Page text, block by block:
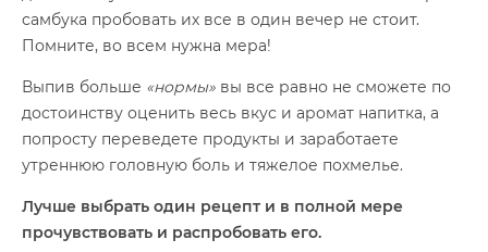
самбука пробовать их все в один вечер не стоит.
Помните, во всем нужна мера!
Выпив больше «нормы» вы все равно не сможете по
достоинству оценить весь вкус и аромат напитка, а
попросту переведете продукты и заработаете
утреннюю головную боль и тяжелое похмелье.
Лучше выбрать один рецепт и в полной мере
прочувствовать и распробовать его.